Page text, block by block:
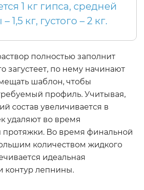
1 кг гипса, средней
– 1,5 кг, густого – 2 кг.
полностью заполнит
загустеет, по нему начинают
шаблон, чтобы
профиль. Учитывая,
состав увеличивается в
удаляют во время
Во время финальной
количеством жидкого
идеальная
контур лепнины.